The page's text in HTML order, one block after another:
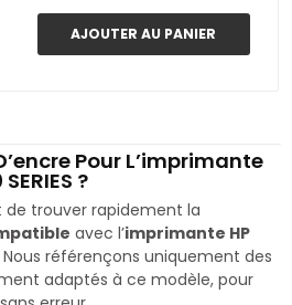
AJOUTER AU PANIER
Pour L’imprimante
?
trouver rapidement la
avec l’imprimante HP
Nous référençons uniquement des
adaptés à ce modèle, pour